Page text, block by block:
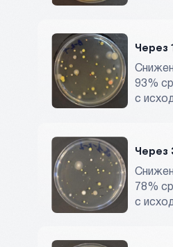
Через
93%
с
Через
78%
с